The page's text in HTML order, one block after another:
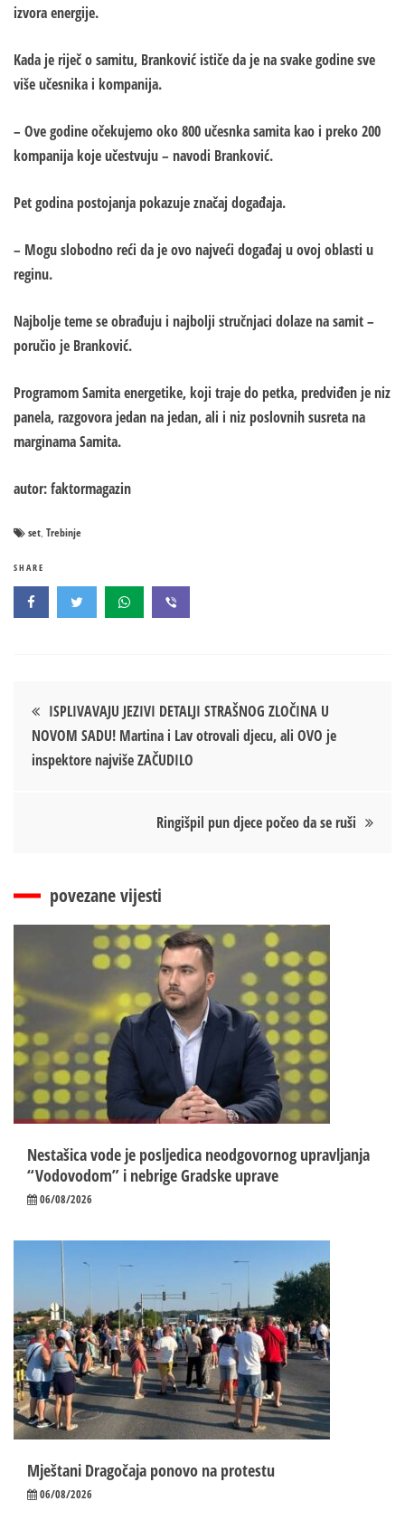
izvora energije.
Kada je riječ o samitu, Branković ističe da je na svake godine sve
više učesnika i kompanija.
– Ove godine očekujemo oko 800 učesnka samita kao i preko 200
kompanija koje učestvuju – navodi Branković.
Pet godina postojanja pokazuje značaj događaja.
– Mogu slobodno reći da je ovo najveći događaj u ovoj oblasti u
reginu.
Najbolje teme se obrađuju i najbolji stručnjaci dolaze na samit –
poručio je Branković.
Programom Samita energetike, koji traje do petka, predviđen je niz
panela, razgovora jedan na jedan, ali i niz poslovnih susreta na
marginama Samita.
autor: faktormagazin
set, Trebinje
SHARE
Кретање
чланка
ISPLIVAVAJU JEZIVI DETALJI STRAŠNOG ZLOČINA U
NOVOM SADU! Martina i Lav otrovali djecu, ali OVO je
inspektore najviše ZAČUDILO
Ringišpil pun djece počeo da se ruši
povezane vijesti
Nestašica vode je posljedica neodgovornog upravljanja
“Vodovodom” i nebrige Gradske uprave
06/08/2026
Mještani Dragočaja ponovo na protestu
06/08/2026